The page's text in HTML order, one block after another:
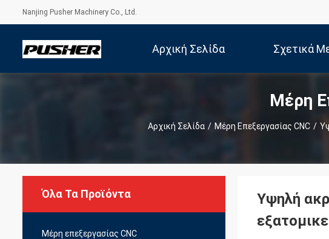
Nanjing Pusher Machinery Co., Ltd.
Αρχική Σελίδα Σχετικά
Μέρη
Αρχική Σελίδα / Μέρη Επεξεργασίας CNC /
Όλα Τα Προϊόντα
Μέρη επεξεργασίας CNC
Υψηλή